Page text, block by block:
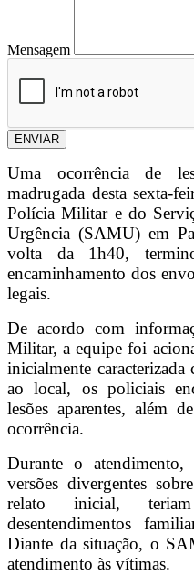
Mensagem
ENVIAR
Uma ocorrência de
madrugada desta sexta-
Polícia Militar e do
Urgência (SAMU) em
volta da 1h40,
encaminhamento dos
legais.
De acordo com
Militar, a equipe foi
inicialmente
ao local, os policiais
lesões aparentes, além
ocorrência.
Durante o atendimento,
versões divergentes
relato inicial,
desentendimentos
Diante da situação, o
atendimento às vítimas.